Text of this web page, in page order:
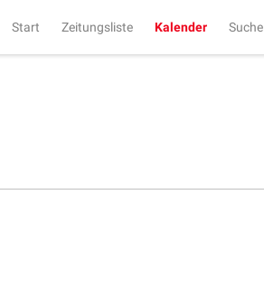
Start Zeitungsliste Kalender Suche